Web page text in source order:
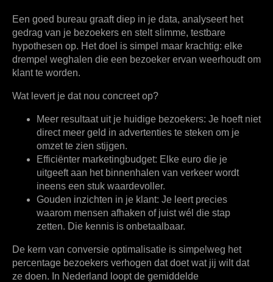
Een goed bureau graaft diep in je data, analyseert het
gedrag van je bezoekers en stelt slimme, testbare
hypothesen op. Het doel is simpel maar krachtig: elke
drempel weghalen die een bezoeker ervan weerhoudt om
klant te worden.
Wat levert je dat nou concreet op?
Meer resultaat uit je huidige bezoekers: Je hoeft niet
direct meer geld in advertenties te steken om je
omzet te zien stijgen.
Efficiënter marketingbudget: Elke euro die je
uitgeeft aan het binnenhalen van verkeer wordt
ineens een stuk waardevoller.
Gouden inzichten in je klant: Je leert precies
waarom mensen afhaken of juist wél die stap
zetten. Die kennis is onbetaalbaar.
De kern van conversie optimalisatie is simpelweg het
percentage bezoekers verhogen dat doet wat jij wilt dat
ze doen. In Nederland loopt de gemiddelde